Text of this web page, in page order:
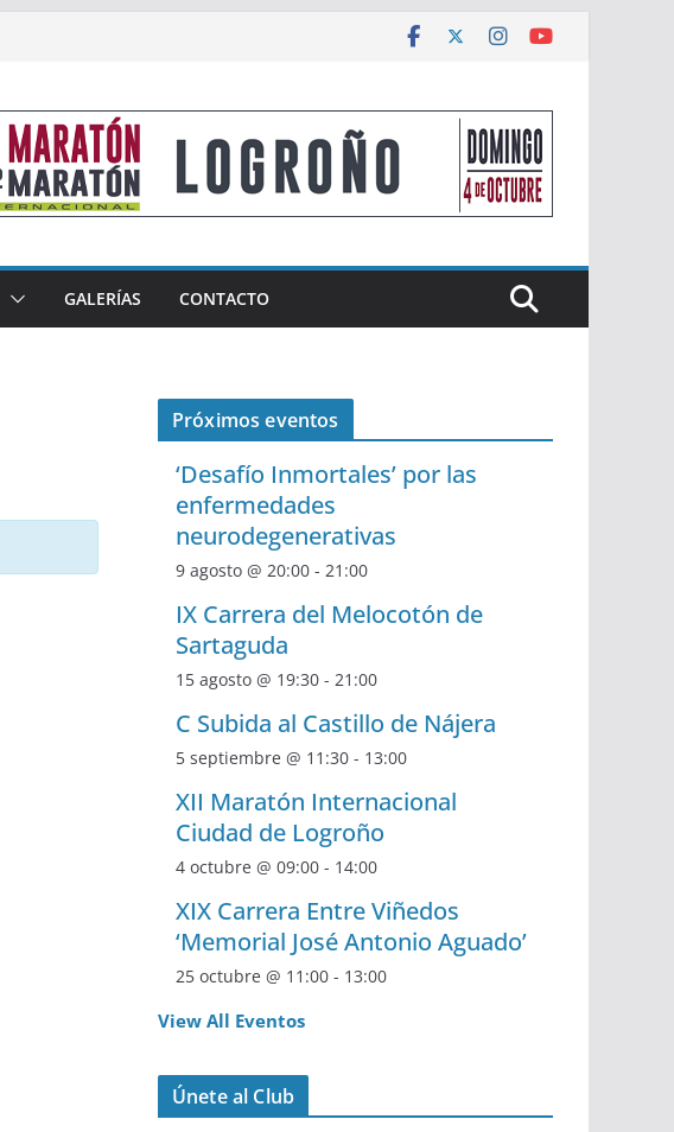
GALERÍAS CONTACTO
Próximos eventos
‘Desafío Inmortales’ por las
enfermedades
neurodegenerativas
9 agosto @ 20:00 - 21:00
IX Carrera del Melocotón de
Sartaguda
15 agosto @ 19:30 - 21:00
C Subida al Castillo de Nájera
5 septiembre @ 11:30 - 13:00
XII Maratón Internacional
Ciudad de Logroño
4 octubre @ 09:00 - 14:00
XIX Carrera Entre Viñedos
‘Memorial José Antonio Aguado’
25 octubre @ 11:00 - 13:00
View All Eventos
Únete al Club